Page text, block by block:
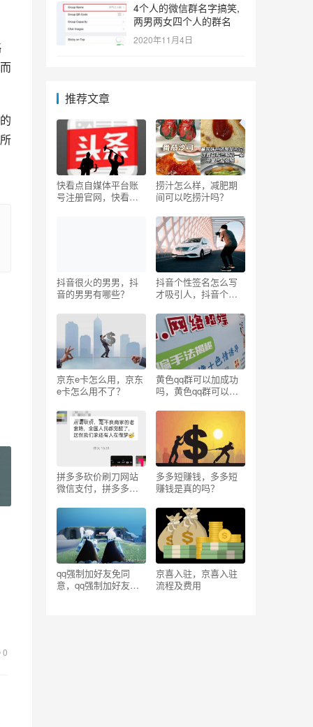
0
4个人的微信群名字搞笑,
两男两女四个人的群名
2020年11月4日
推荐文章
快看点自媒体平台账
号注册官网，快看点
捞汁怎么样，减肥期
间可以吃捞汁吗？
抖音很火的男男，抖
音的男男有哪些？
抖音个性签名怎么写
才吸引人，抖音个性
关注？
京东e卡怎么用，京东
e卡怎么用不了？
黄色qq群可以加成功
吗，黄色qq群可以加
拼多多砍价刷刀网站
微信支付，拼多多砍
吗？
多多短赚钱，多多短
赚钱是真的吗？
qq强制加好友免同
意，qq强制加好友免
京喜入驻，京喜入驻
流程及费用